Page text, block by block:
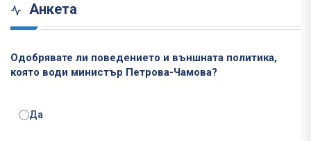
Анкета
Одобрявате ли поведението и външната политика,
която води министър Петрова-Чамова?
Да